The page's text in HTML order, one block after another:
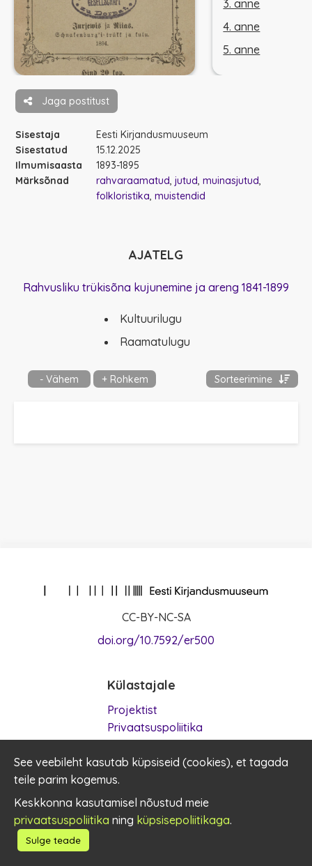
3. anne
4. anne
5. anne
Jaga postitust
Sisestaja
Eesti Kirjandusmuuseum
Sisestatud
15.12.2025
Ilmumisaasta
1893-1895
Märksõnad
rahvaraamatud jutud muinasjutud
folkloristika muistendid
AJATELG
Rahvusliku trükisõna kujunemine ja areng 1841-1899
Kultuurilugu
Raamatulugu
- Vähem + Rohkem Sorteerimine
Külastajale
Projektist
Privaatsuspoliitika
Küpsised
CC-BY-NC-SA
doi.org/10.7592/er500
Kontakt
er500@kirmus.ee
See veebileht kasutab küpsiseid (cookies), et tagada
teile parim kogemus.
Keskkonna kasutamisel nõustud meie
privaatsuspoliitika ning küpsisepoliitikaga.
Sulge teade